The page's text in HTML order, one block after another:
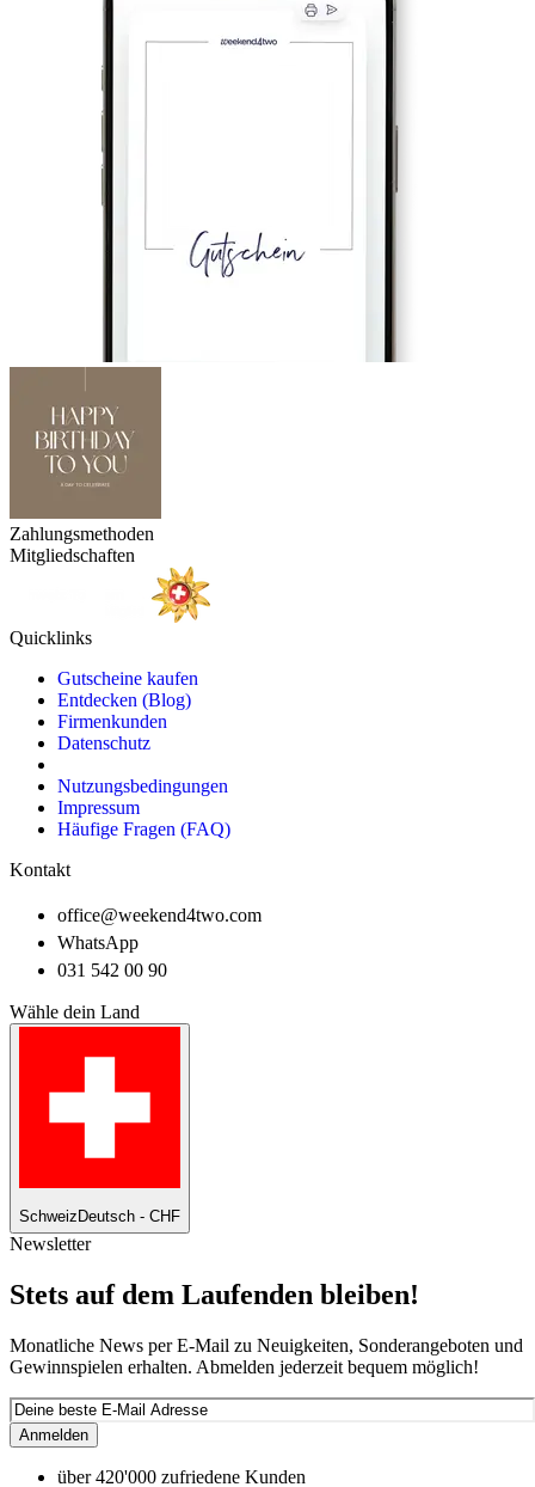
Zahlungsmethoden
Mitgliedschaften
Quicklinks
Gutscheine kaufen
Entdecken (Blog)
Firmenkunden
Datenschutz
Nutzungsbedingungen
Impressum
Häufige Fragen (FAQ)
Kontakt
office@weekend4two.com
WhatsApp
031 542 00 90
Wähle dein Land
Schweiz Deutsch - CHF
Newsletter
Stets auf dem Laufenden bleiben!
Monatliche News per E-Mail zu Neuigkeiten, Sonderangeboten und
Gewinnspielen erhalten. Abmelden jederzeit bequem möglich!
Anmelden
über 420'000 zufriedene Kunden